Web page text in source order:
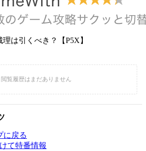
理は引くべき？【P5X】
に戻る
て特番情報